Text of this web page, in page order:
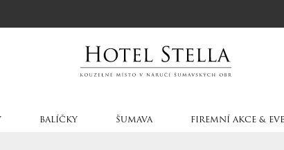
BALÍČKY ŠUMAVA FIREMNÍ AKCE &